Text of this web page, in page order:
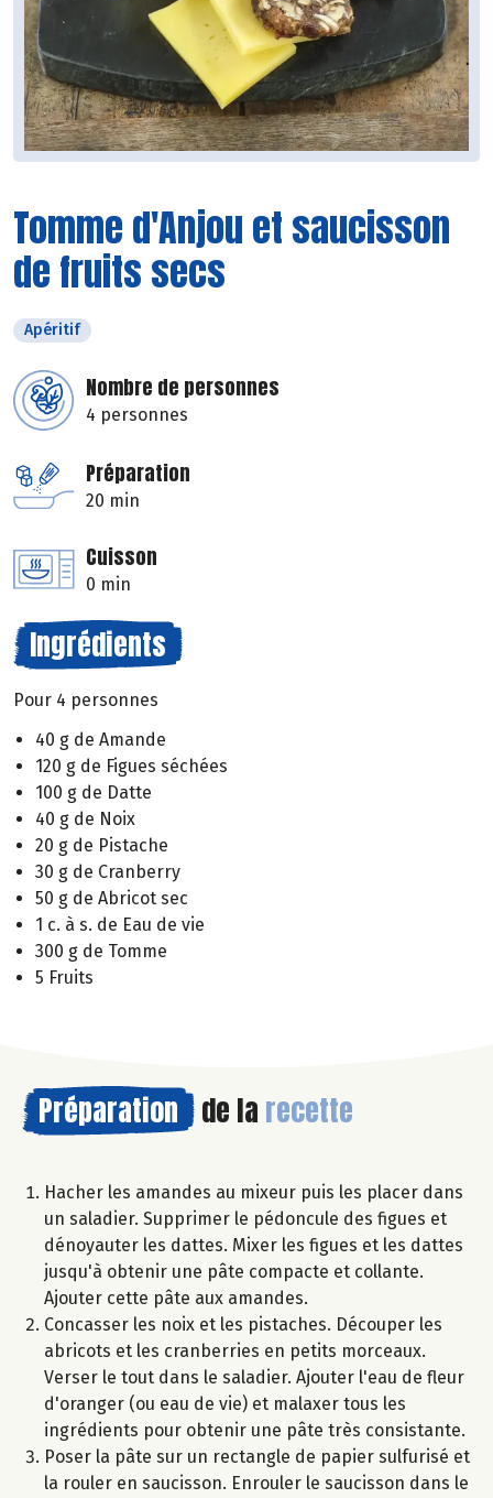
Tomme d'Anjou et saucisson
de fruits secs
Apéritif
Nombre de personnes
4 personnes
Préparation
20 min
Cuisson
0 min
Ingrédients
Pour 4 personnes
40 g de Amande
120 g de Figues séchées
100 g de Datte
40 g de Noix
20 g de Pistache
30 g de Cranberry
50 g de Abricot sec
1 c. à s. de Eau de vie
300 g de Tomme
5 Fruits
Préparation de la recette
Hacher les amandes au mixeur puis les placer dans
un saladier. Supprimer le pédoncule des figues et
dénoyauter les dattes. Mixer les figues et les dattes
jusqu'à obtenir une pâte compacte et collante.
Ajouter cette pâte aux amandes.
Concasser les noix et les pistaches. Découper les
abricots et les cranberries en petits morceaux.
Verser le tout dans le saladier. Ajouter l'eau de fleur
d'oranger (ou eau de vie) et malaxer tous les
ingrédients pour obtenir une pâte très consistante.
Poser la pâte sur un rectangle de papier sulfurisé et
la rouler en saucisson. Enrouler le saucisson dans le